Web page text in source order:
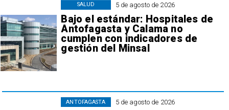
5 de agosto de 2026
Bajo el estándar: Hospitales de
Antofagasta y Calama no
cumplen con indicadores de
gestión del Minsal
SALUD
5 de agosto de 2026
ANTOFAGASTA